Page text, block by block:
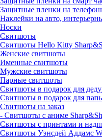
Защитные пленки на
Наклейки на авто,
Носки
Свитшоты
Cвитшоты Hello Kitty
Женские свитшоты
Именные свитшоты
Мужские свитшоты
Парные свитшоты
Свитшоты в подарок для
Свитшоты в подарок для
Свитшоты на заказ
- Свитшоты с аниме
Свитшоты с принтами и
Свитшоты Уэнсдей Аддамс